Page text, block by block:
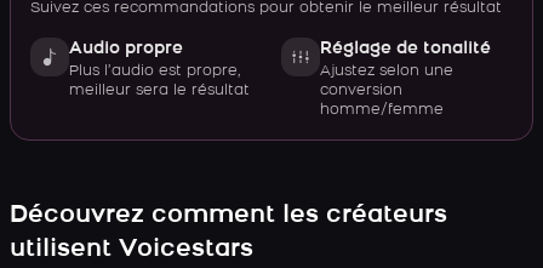
Suivez ces recommandations pour obtenir le meilleur résultat
Audio propre
Plus l’audio est propre,
meilleur sera le résultat
Réglage de tonalité
Ajustez selon une
conversion
homme/femme
Découvrez comment les créateurs
utilisent Voicestars